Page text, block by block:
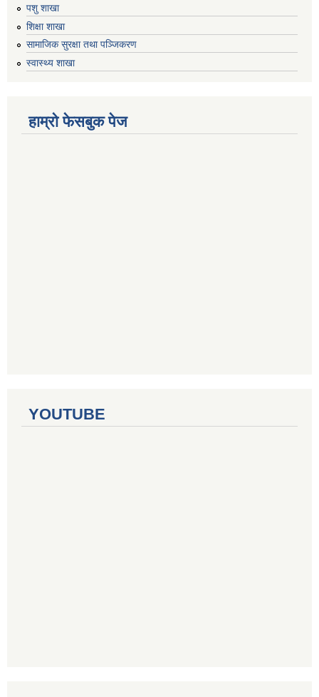
पशु शाखा
शिक्षा शाखा
सामाजिक सुरक्षा तथा पञ्जिकरण
स्वास्थ्य शाखा
हाम्रो फेसबुक पेज
YOUTUBE